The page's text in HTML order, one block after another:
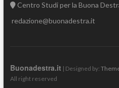
Centro Studi per la Buona
redazione@buonadestra.it
Buonadestra.it | Designed by:
All right reserved